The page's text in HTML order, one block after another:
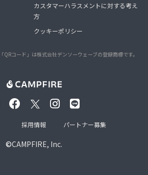
カスタマーハラスメントに対する考え
方
クッキーポリシー
「QRコード」は株式会社デンソーウェーブの登録商標です。
©CAMPFIRE, Inc.
採用情報 パートナー募集